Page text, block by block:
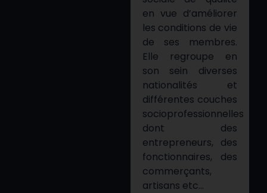
en vue d’améliorer
les conditions de vie
de ses membres.
Elle regroupe en
son sein diverses
nationalités et
différentes couches
socioprofessionnelles
dont des
entrepreneurs, des
fonctionnaires, des
commerçants,
artisans etc…